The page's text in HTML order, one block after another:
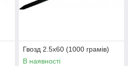
Гвозд 2.5х60 (1000 грамів)
В наявності